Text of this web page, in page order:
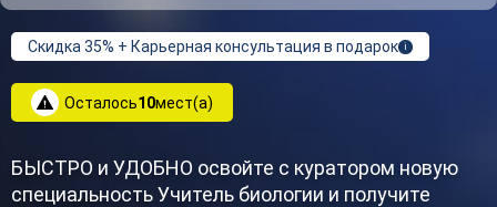
Скидка 35% + Карьерная консультация в подарок i
Осталось10мест(а)
БЫСТРО и УДОБНО освойте с куратором новую
специальность Учитель биологии и получите